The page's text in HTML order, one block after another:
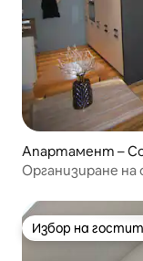
Апартамент –
Организиране
Избор на
Избор на